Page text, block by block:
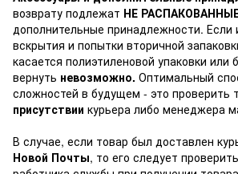
возврату подлежат НЕ
дополнительные принадлежности.
вскрытия и попытки вторичной
касается полиэтиленовой упаковки
вернуть невозможно. Оптимальный
сложностей в будущем - это проверить
присутствии курьера либо менеджера
В случае, если товар был доставлен
Новой Почты, то его следует проверить